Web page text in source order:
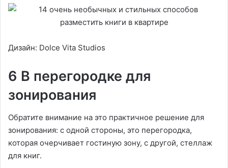
Дизайн: Dolce Vita Studios
6 В перегородке для
зонирования
Обратите внимание на это практичное решение для
зонирования: с одной стороны, это перегородка,
которая очерчивает гостиную зону, с другой, стеллаж
для книг.